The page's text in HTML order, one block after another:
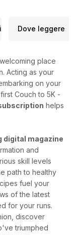
Dove leggere
place
Acting as your
on your
Couch to 5K -
helps
digital magazine
and
skill levels
path to healthy
fuel your
of the latest
for your runs.
discover
triumphed